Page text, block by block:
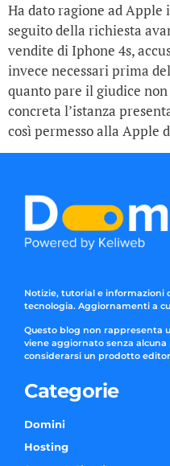
Ha dato ragione ad
seguito della richiesta
vendite di Iphone 4s,
invece necessari prima
quanto pare il giudice
concreta l’istanza
così permesso alla Apple
Notizie, tutorial e informazioni
tecnologia. Aggiornamenti a
Questo blog non rappresenta
viene aggiornato senza
considerarsi un prodotto
Categorie
Domini
Hosting